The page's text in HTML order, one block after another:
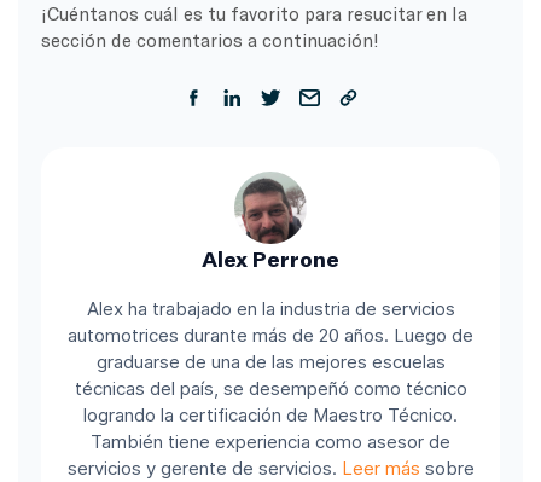
¡Cuéntanos cuál es tu favorito para resucitar en la
sección de comentarios a continuación!
Alex Perrone
Alex ha trabajado en la industria de servicios
automotrices durante más de 20 años. Luego de
graduarse de una de las mejores escuelas
técnicas del país, se desempeñó como técnico
logrando la certificación de Maestro Técnico.
También tiene experiencia como asesor de
servicios y gerente de servicios. Leer más sobre